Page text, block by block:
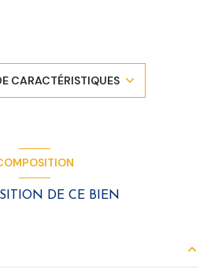
équipée)
CARACTÉRISTIQUES
DE CE BIEN